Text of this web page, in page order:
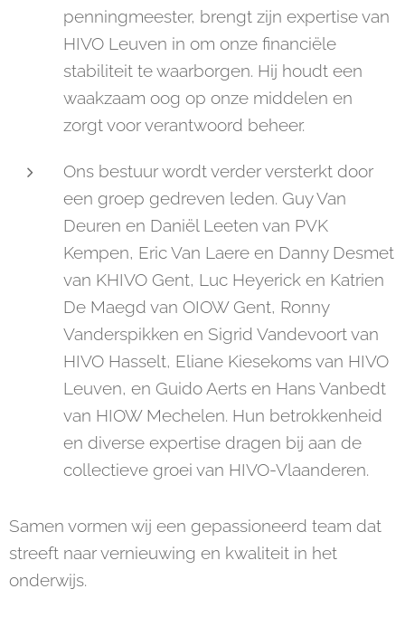
penningmeester, brengt zijn expertise van
HIVO Leuven in om onze financiële
stabiliteit te waarborgen. Hij houdt een
waakzaam oog op onze middelen en
zorgt voor verantwoord beheer.
Ons bestuur wordt verder versterkt door
een groep gedreven leden. Guy Van
Deuren en Daniël Leeten van PVK
Kempen, Eric Van Laere en Danny Desmet
van KHIVO Gent, Luc Heyerick en Katrien
De Maegd van OIOW Gent, Ronny
Vanderspikken en Sigrid Vandevoort van
HIVO Hasselt, Eliane Kiesekoms van HIVO
Leuven, en Guido Aerts en Hans Vanbedt
van HIOW Mechelen. Hun betrokkenheid
en diverse expertise dragen bij aan de
collectieve groei van HIVO-Vlaanderen.
Samen vormen wij een gepassioneerd team dat
streeft naar vernieuwing en kwaliteit in het
onderwijs.